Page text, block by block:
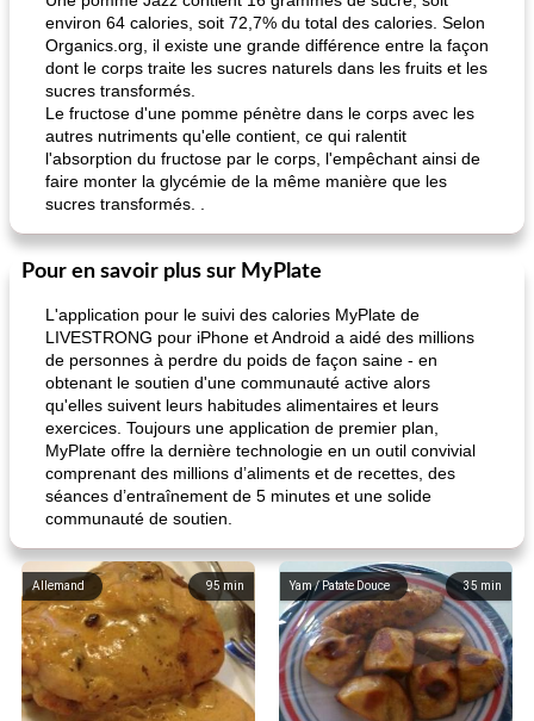
environ 64 calories, soit 72,7% du total des calories. Selon
Organics.org, il existe une grande différence entre la façon
dont le corps traite les sucres naturels dans les fruits et les
sucres transformés.
Le fructose d'une pomme pénètre dans le corps avec les
autres nutriments qu'elle contient, ce qui ralentit
l'absorption du fructose par le corps, l'empêchant ainsi de
faire monter la glycémie de la même manière que les
sucres transformés. .
Pour en savoir plus sur MyPlate
L'application pour le suivi des calories MyPlate de
LIVESTRONG pour iPhone et Android a aidé des millions
de personnes à perdre du poids de façon saine - en
obtenant le soutien d'une communauté active alors
qu'elles suivent leurs habitudes alimentaires et leurs
exercices. Toujours une application de premier plan,
MyPlate offre la dernière technologie en un outil convivial
comprenant des millions d’aliments et de recettes, des
séances d’entraînement de 5 minutes et une solide
communauté de soutien.
95 min
Allemand 35 min
Yam / Patate Douce